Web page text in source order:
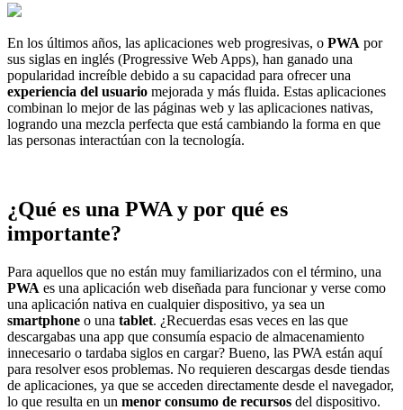
En los últimos años, las aplicaciones web progresivas, o PWA por
sus siglas en inglés (Progressive Web Apps), han ganado una
popularidad increíble debido a su capacidad para ofrecer una
experiencia del usuario mejorada y más fluida. Estas aplicaciones
combinan lo mejor de las páginas web y las aplicaciones nativas,
logrando una mezcla perfecta que está cambiando la forma en que
las personas interactúan con la tecnología.
¿Qué es una PWA y por qué es
importante?
Para aquellos que no están muy familiarizados con el término, una
PWA es una aplicación web diseñada para funcionar y verse como
una aplicación nativa en cualquier dispositivo, ya sea un
smartphone o una tablet. ¿Recuerdas esas veces en las que
descargabas una app que consumía espacio de almacenamiento
innecesario o tardaba siglos en cargar? Bueno, las PWA están aquí
para resolver esos problemas. No requieren descargas desde tiendas
de aplicaciones, ya que se acceden directamente desde el navegador,
lo que resulta en un menor consumo de recursos del dispositivo.